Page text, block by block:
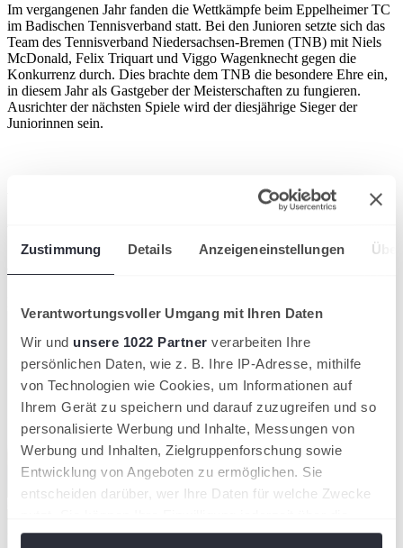
Zustimmung Details Anzeigeneinstellungen
Verantwortungsvoller Umgang mit Ihren Daten
Wir und unsere 1022 Partner verarbeiten Ihre
persönlichen Daten, wie z. B. Ihre IP-Adresse, mithilfe
von Technologien wie Cookies, um Informationen auf
Ihrem Gerät zu speichern und darauf zuzugreifen und so
personalisierte Werbung und Inhalte, Messungen von
Werbung und Inhalten, Zielgruppenforschung sowie
Entwicklung von Angeboten zu ermöglichen. Sie
entscheiden darüber, wer Ihre Daten für welche Zwecke
Cookie-Erklärung oder durch Klicken auf das Privacy
Im vergangenen Jahr fanden die Wettkämpfe beim Eppelheimer TC
im Badischen Tennisverband statt. Bei den Junioren setzte sich das
Team des Tennisverband Niedersachsen-Bremen (TNB) mit Niels
McDonald, Felix Triquart und Viggo Wagenknecht gegen die
Konkurrenz durch. Dies brachte dem TNB die besondere Ehre ein,
in diesem Jahr als Gastgeber der Meisterschaften zu fungieren.
Ausrichter der nächsten Spiele wird der diesjährige Sieger der
Juniorinnen sein.
Ähnliche News